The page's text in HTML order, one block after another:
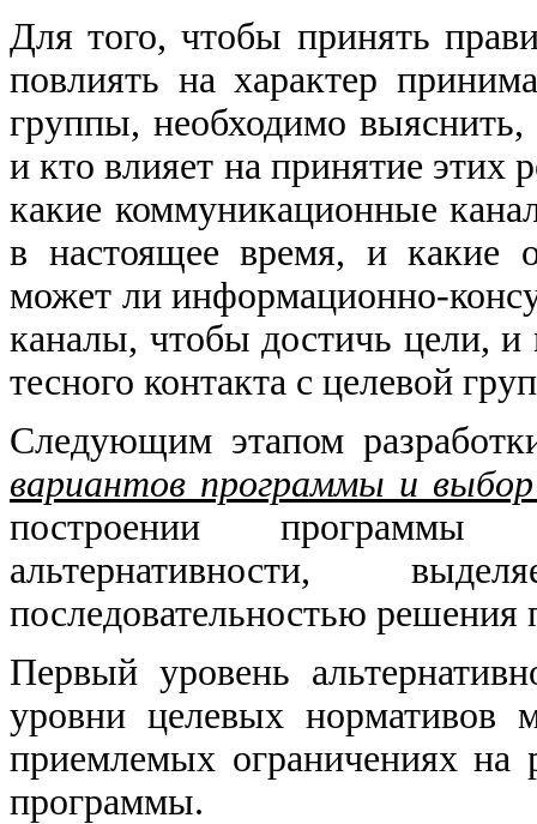
Для того, чтобы принять
повлиять на характер
группы, необходимо
и кто влияет на принятие этих
какие коммуникационные
в настоящее время, и какие
может ли информационно-
каналы, чтобы достичь цели,
тесного контакта с целевой
Следующим этапом
вариантов программы и
построении программы
альтернативности,
последовательностью решения
Первый уровень
уровни целевых нормативов
приемлемых ограничениях на
программы.